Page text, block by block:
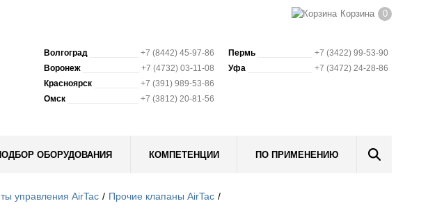
Корзина 0
Волгоград
+7 (8442) 45-97-86
Воронеж
+7 (4732) 03-11-08
Красноярск
+7 (391) 989-53-86
Омск
+7 (3812) 20-81-56
Пермь
+7 (3422) 99-53-90
Уфа
+7 (3472) 24-28-86
ОБОРУДОВАНИЯ КОМПЕТЕНЦИИ ПО ПРИМЕНЕНИЮ
управления AirTac Прочие клапаны AirTac